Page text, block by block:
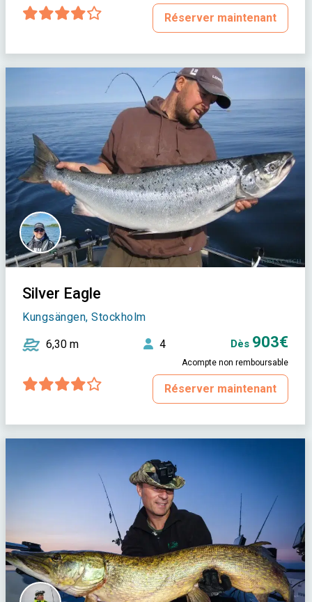
Réserver maintenant
Silver Eagle
Kungsängen, Stockholm
6,30 m 4 Dès 903€
Acompte non remboursable
Réserver maintenant